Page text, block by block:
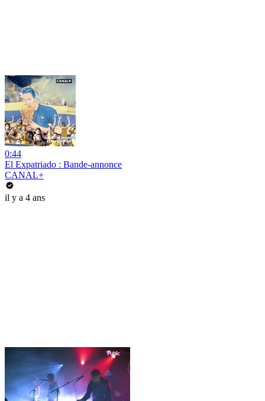
0:44
El Expatriado : Bande-annonce
CANAL+
il y a 4 ans